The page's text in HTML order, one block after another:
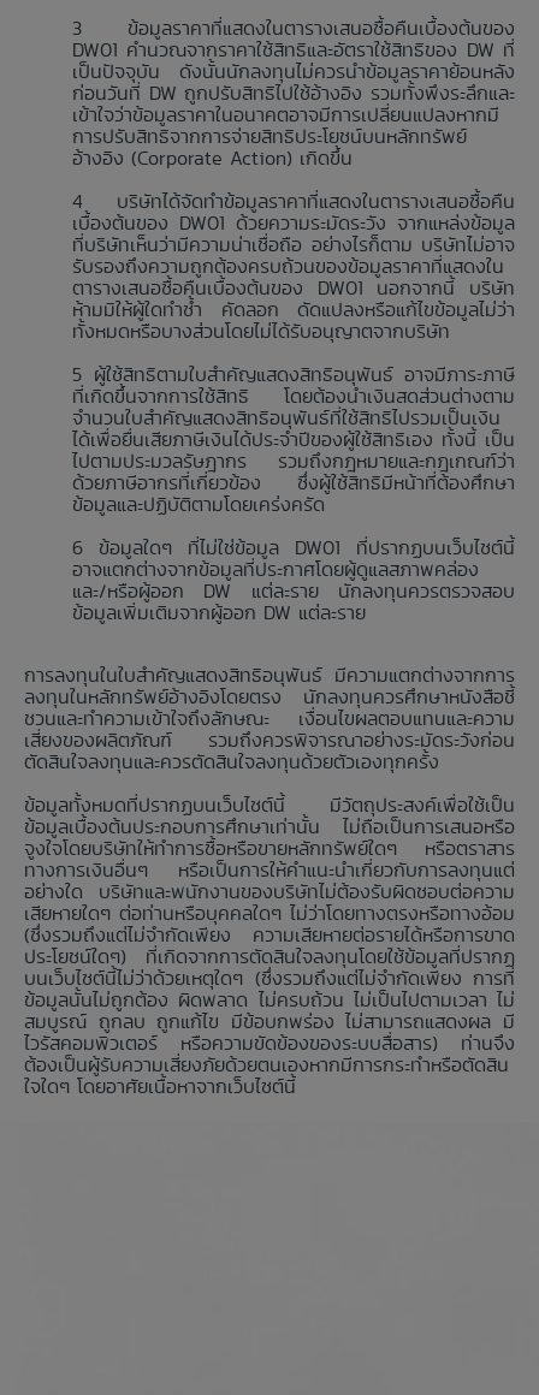
ข้อมูลราคาที่แสดงในตารางเสนอซื้อคืนเบื้องต้นของ
DW01 คำนวณจากราคาใช้สิทธิและอัตราใช้สิทธิของ DW ที่
เป็นปัจจุบัน ดังนั้นนักลงทุนไม่ควรนำข้อมูลราคาย้อนหลัง
ก่อนวันที่ DW ถูกปรับสิทธิไปใช้อ้างอิง รวมทั้งพึงระลึกและ
เข้าใจว่าข้อมูลราคาในอนาคตอาจมีการเปลี่ยนแปลงหากมี
การปรับสิทธิจากการจ่ายสิทธิประโยชน์บนหลักทรัพย์
อ้างอิง (Corporate Action) เกิดขึ้น
บริษัทได้จัดทำข้อมูลราคาที่แสดงในตารางเสนอซื้อคืน
เบื้องต้นของ DW01 ด้วยความระมัดระวัง จากแหล่งข้อมูล
ที่บริษัทเห็นว่ามีความน่าเชื่อถือ อย่างไรก็ตาม บริษัทไม่อาจ
รับรองถึงความถูกต้องครบถ้วนของข้อมูลราคาที่แสดงใน
ตารางเสนอซื้อคืนเบื้องต้นของ DW01 นอกจากนี้ บริษัท
ห้ามมิให้ผู้ใดทำซ้ำ คัดลอก ดัดแปลงหรือแก้ไขข้อมูลไม่ว่า
ทั้งหมดหรือบางส่วนโดยไม่ได้รับอนุญาตจากบริษัท
ผู้ใช้สิทธิตามใบสำคัญแสดงสิทธิอนุพันธ์ อาจมีภาระภาษี
ที่เกิดขึ้นจากการใช้สิทธิ โดยต้องนำเงินสดส่วนต่างตาม
จำนวนใบสำคัญแสดงสิทธิอนุพันธ์ที่ใช้สิทธิไปรวมเป็นเงิน
ได้เพื่อยื่นเสียภาษีเงินได้ประจำปีของผู้ใช้สิทธิเอง ทั้งนี้ เป็น
ไปตามประมวลรัษฎากร รวมถึงกฎหมายและกฎเกณฑ์ว่า
ด้วยภาษีอากรที่เกี่ยวข้อง ซึ่งผู้ใช้สิทธิมีหน้าที่ต้องศึกษา
ข้อมูลและปฏิบัติตามโดยเคร่งครัด
ข้อมูลใดๆ ที่ไม่ใช่ข้อมูล DW01 ที่ปรากฏบนเว็บไซต์นี้
อาจแตกต่างจากข้อมูลที่ประกาศโดยผู้ดูแลสภาพคล่อง
และ/หรือผู้ออก DW แต่ละราย นักลงทุนควรตรวจสอบ
ข้อมูลเพิ่มเติมจากผู้ออก DW แต่ละราย
การลงทุนในใบสำคัญแสดงสิทธิอนุพันธ์ มีความแตกต่างจากการ
ลงทุนในหลักทรัพย์อ้างอิงโดยตรง นักลงทุนควรศึกษาหนังสือชี้
ชวนและทำความเข้าใจถึงลักษณะ เงื่อนไขผลตอบแทนและความ
เสี่ยงของผลิตภัณฑ์ รวมถึงควรพิจารณาอย่างระมัดระวังก่อน
ตัดสินใจลงทุนและควรตัดสินใจลงทุนด้วยตัวเองทุกครั้ง
ข้อมูลทั้งหมดที่ปรากฏบนเว็บไซต์นี้ มีวัตถุประสงค์เพื่อใช้เป็น
ข้อมูลเบื้องต้นประกอบการศึกษาเท่านั้น ไม่ถือเป็นการเสนอหรือ
จูงใจโดยบริษัทให้ทำการซื้อหรือขายหลักทรัพย์ใดๆ หรือตราสาร
ทางการเงินอื่นๆ หรือเป็นการให้คำแนะนำเกี่ยวกับการลงทุนแต่
อย่างใด บริษัทและพนักงานของบริษัทไม่ต้องรับผิดชอบต่อความ
เสียหายใดๆ ต่อท่านหรือบุคคลใดๆ ไม่ว่าโดยทางตรงหรือทางอ้อม
(ซึ่งรวมถึงแต่ไม่จำกัดเพียง ความเสียหายต่อรายได้หรือการขาด
ประโยชน์ใดๆ) ที่เกิดจากการตัดสินใจลงทุนโดยใช้ข้อมูลที่ปรากฏ
บนเว็บไซต์นี้ไม่ว่าด้วยเหตุใดๆ (ซึ่งรวมถึงแต่ไม่จำกัดเพียง การที่
ข้อมูลนั้นไม่ถูกต้อง ผิดพลาด ไม่ครบถ้วน ไม่เป็นไปตามเวลา ไม่
สมบูรณ์ ถูกลบ ถูกแก้ไข มีข้อบกพร่อง ไม่สามารถแสดงผล มี
ไวรัสคอมพิวเตอร์ หรือความขัดข้องของระบบสื่อสาร) ท่านจึง
ต้องเป็นผู้รับความเสี่ยงภัยด้วยตนเองหากมีการกระทำหรือตัดสิน
ใจใดๆ โดยอาศัยเนื้อหาจากเว็บไซต์นี้